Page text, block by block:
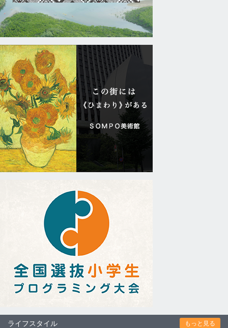
ライフスタイル もっと見る